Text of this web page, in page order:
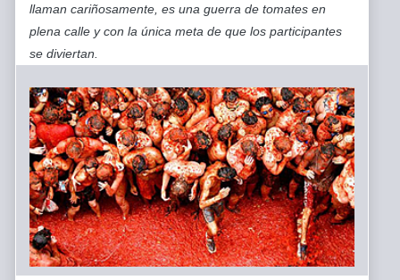
llaman cariñosamente, es una guerra de tomates en
plena calle y con la única meta de que los participantes
se diviertan.